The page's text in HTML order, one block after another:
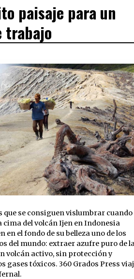
paisaje para un
que se consiguen vislumbrar cuando
cima del volcán Ijen en Indonesia
en el fondo de su belleza uno de los
del mundo: extraer azufre puro de
volcán activo, sin protección y
gases tóxicos. 360 Grados Press